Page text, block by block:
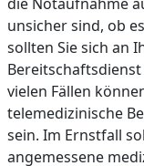
unsicher sind, ob
sollten Sie sich an
vielen Fällen
telemedizinische
sein. Im Ernstfall
angemessene